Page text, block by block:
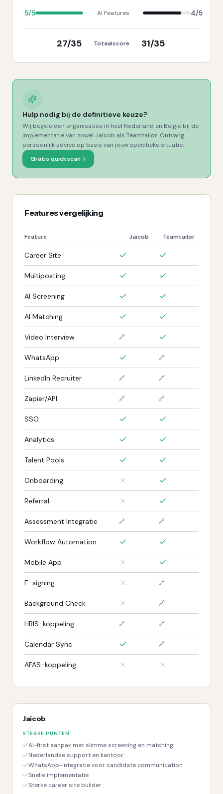
5/5 AI Features 4/5
27/35 Totaalscore 31/35
Hulp nodig bij de definitieve keuze?
Wij begeleiden organisaties in heel Nederland en België bij de
implementatie van zowel Jaicob als Teamtailor. Ontvang
persoonlijk advies op basis van jouw specifieke situatie.
Gratis quickscan
Features vergelijking
Feature Jaicob Teamtailor
Career Site
Multiposting
AI Screening
AI Matching
Video Interview 🔗
WhatsApp 🔗
LinkedIn Recruiter 🔗 🔗
Zapier/API 🔗 🔗
SSO
Analytics
Talent Pools
Onboarding
Referral
Assessment Integratie 🔗 🔗
Workflow Automation
Mobile App
E-signing 🔗
Background Check 🔗
HRIS-koppeling 🔗 🔗
Calendar Sync 🔗
AFAS-koppeling
Jaicob
STERKE PUNTEN
AI-first aanpak met slimme screening en matching
Nederlandse support en kantoor
WhatsApp-integratie voor candidate communication
Snelle implementatie
Sterke career site builder